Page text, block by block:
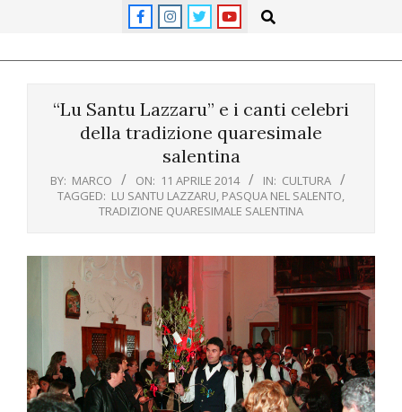
Search
“Lu Santu Lazzaru” e i canti celebri
della tradizione quaresimale
salentina
BY: MARCO ON: 11 APRILE 2014 IN: CULTURA
TAGGED: LU SANTU LAZZARU, PASQUA NEL SALENTO,
TRADIZIONE QUARESIMALE SALENTINA